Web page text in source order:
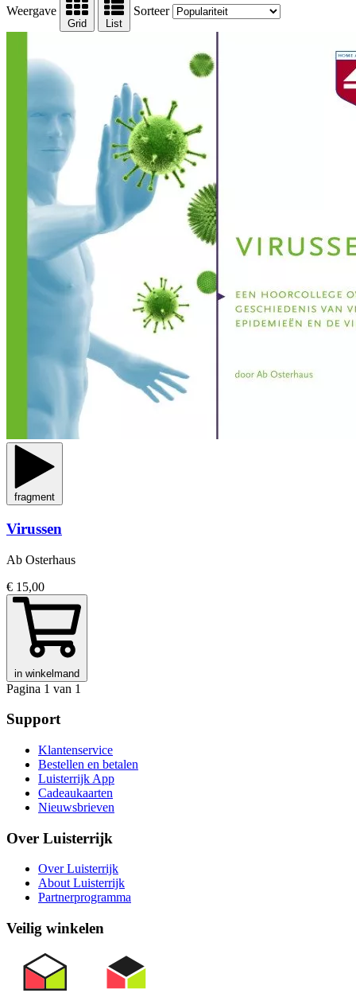
Weergave
Grid List
Sorteer
fragment
Virussen
Ab Osterhaus
€ 15,00
in winkelmand
Pagina 1 van 1
Support
Klantenservice
Bestellen en betalen
Luisterrijk App
Cadeaukaarten
Nieuwsbrieven
Over Luisterrijk
Over Luisterrijk
About Luisterrijk
Partnerprogramma
Veilig winkelen